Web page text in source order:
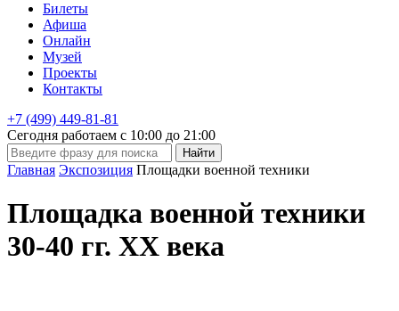
Билеты
Афиша
Онлайн
Музей
Проекты
Контакты
+7 (499) 449-81-81
Сегодня работаем с 10:00 до 21:00
Главная Экспозиция Площадки военной техники
Площадка военной техники
30-40 гг. ХХ века